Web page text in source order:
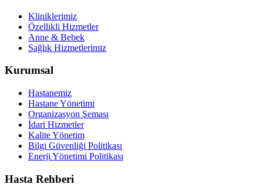
Kliniklerimiz
Özellikli Hizmetler
Anne & Bebek
Sağlık Hizmetlerimiz
Kurumsal
Hastanemiz
Hastane Yönetimi
Organizasyon Şeması
İdari Hizmetler
Kalite Yönetim
Bilgi Güvenliği Politikası
Enerji Yönetimi Politikası
Hasta Rehberi